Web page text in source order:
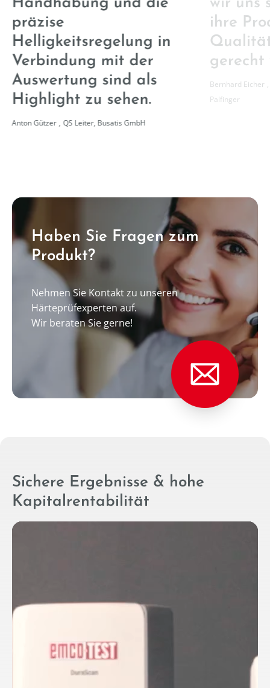
Handhabung und die
präzise
Helligkeitsregelung in
Verbindung mit der
Auswertung sind als
Highlight zu sehen.
Anton Gützer , QS Leiter, Busatis GmbH
wir uns
ihre
gerecht
Bernhard Eicher ,
Palfinger
Haben Sie Fragen zum
Produkt?
Nehmen Sie Kontakt zu unseren
Härteprüfexperten auf.
Wir beraten Sie gerne!
Sichere Ergebnisse & hohe
Kapitalrentabilität